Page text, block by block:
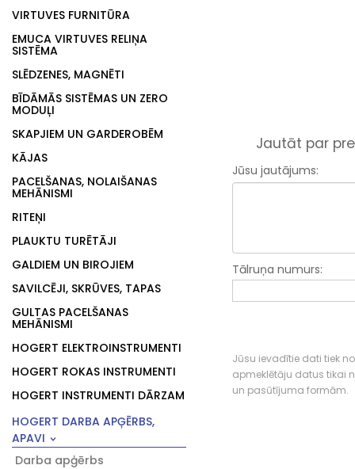
VIRTUVES FURNITŪRA
EMUCA VIRTUVES RELIŅA
SISTĒMA
SLĒDZENES, MAGNĒTI
BĪDĀMĀS SISTĒMAS UN ZERO
MODUĻI
SKAPJIEM UN GARDEROBĒM
KĀJAS
PACELŠANAS, NOLAIŠANAS
MEHĀNISMI
RITEŅI
PLAUKTU TURĒTĀJI
GALDIEM UN BIROJIEM
SAVILCĒJI, SKRŪVES, TAPAS
GULTAS PACELŠANAS
MEHĀNISMI
HOGERT ELEKTROINSTRUMENTI
HOGERT ROKAS INSTRUMENTI
HOGERT INSTRUMENTI DĀRZAM
HOGERT DARBA APĢĒRBS,
APAVI
Darba apģērbs
Jautāt par
Jūsu jautājums:
Tālruņa numurs:
Jūsu ievadītie dati tiek
apmeklētāju datus tikai
un pasūtījuma formām.